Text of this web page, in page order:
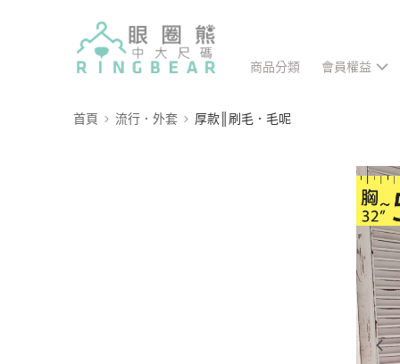
商品分類 會員權益
首頁 流行．外套 厚款║刷毛．毛呢